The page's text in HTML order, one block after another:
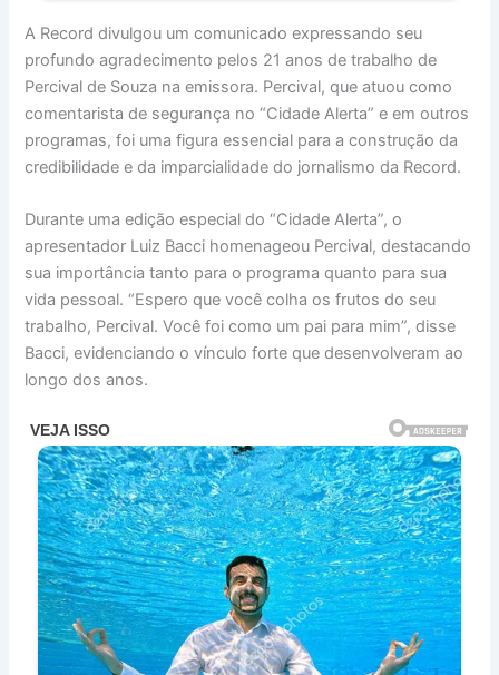
A Record divulgou um comunicado expressando seu
profundo agradecimento pelos 21 anos de trabalho de
Percival de Souza na emissora. Percival, que atuou como
comentarista de segurança no “Cidade Alerta” e em outros
programas, foi uma figura essencial para a construção da
credibilidade e da imparcialidade do jornalismo da Record.
Durante uma edição especial do “Cidade Alerta”, o
apresentador Luiz Bacci homenageou Percival, destacando
sua importância tanto para o programa quanto para sua
vida pessoal. “Espero que você colha os frutos do seu
trabalho, Percival. Você foi como um pai para mim”, disse
Bacci, evidenciando o vínculo forte que desenvolveram ao
longo dos anos.